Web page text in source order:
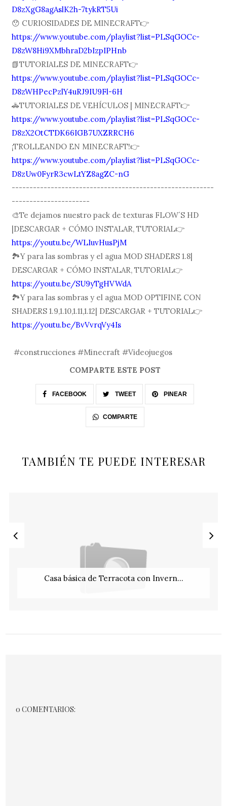
D8zXgG8agAslK2h-7tykRT5Ui
😯 CURIOSIDADES DE MINECRAFT👉
https://www.youtube.com/playlist?list=PLSqGOCc-
D8zW8Hi9XMbhraD2bIzpIPHnb
📗TUTORIALES DE MINECRAFT👉
https://www.youtube.com/playlist?list=PLSqGOCc-
D8zWHPecPzlY4uRJ9IU9Fl-6H
🚓TUTORIALES DE VEHÍCULOS | MINECRAFT👉
https://www.youtube.com/playlist?list=PLSqGOCc-
D8zX2OtCTDK66IGB7UXZRRCH6
¡TROLLEANDO EN MINECRAFT!👉
https://www.youtube.com/playlist?list=PLSqGOCc-
D8zUw0FyrR3cwLtYZ8agZC-nG
---------------------------------------------------------
----------------------
🎨Te dejamos nuestro pack de texturas FLOW´S HD
|DESCARGAR + CÓMO INSTALAR, TUTORIAL👉
https://youtu.be/WLIuvHusPjM
🏞Y para las sombras y el agua MOD SHADERS 1.8|
DESCARGAR + CÓMO INSTALAR, TUTORIAL👉
https://youtu.be/SU9yTgHVWdA
🏞Y para las sombras y el agua MOD OPTIFINE CON
SHADERS 1.9,1.10,1.11,1.12| DESCARGAR + TUTORIAL👉
https://youtu.be/BvVvrqVy4Is
#construcciones #Minecraft #Videojuegos
COMPARTE ESTE POST
FACEBOOK TWEET PINEAR
COMPARTE
TAMBIÉN TE PUEDE INTERESAR
Casa básica de Terracota con Invern...
0 COMENTARIOS: